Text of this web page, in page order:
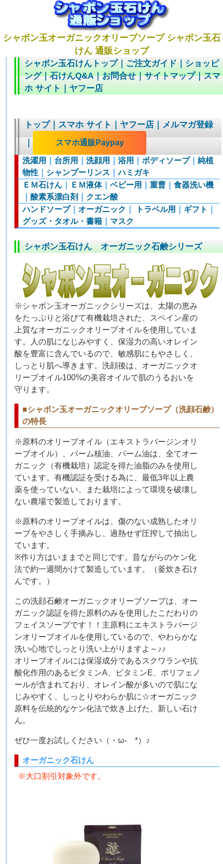
シャボン玉オーガニックオリーブソープ シャボン玉石
けん 通販ショップ
シャボン玉石けんトップ｜ご注文ガイド｜ショッピ
ング｜石けんQ&A｜お問合せ｜サイトマップ｜スマ
ホ サイト｜ヤフー店
トップ｜スマホ サイト｜ヤフー店｜メルマガ登録
｜
スマホ通販Paypay
洗濯用 台所用 ｜洗顔用 ｜浴用 ｜ボディソープ｜純植
物性
シャンプーリンス ｜ハミガキ
ＥＭ石けん
ＥＭ液体｜ベビー用 ｜重曹 ｜食器洗い機
｜酸素系漂白剤
クエン酸
ハンドソープ｜オーガニック トラベル用 ギフト
グッズ・タオル・書籍
マスク
シャボン玉石けん オーガニック石鹸シリーズ
※シャボン玉オーガニックシリーズは、太陽の恵み
をたっぷりと浴びて有機栽培された、スペイン産の
上質なオーガニックオリーブオイルを使用していま
す。人の肌になじみやすく、保湿力の高いオレイン
酸を豊富に含んでいるので、敏感肌にもやさしく、
しっとり肌へ導きます。洗顔後は、オーガニックオ
リーブオイル100%の美容オイルで肌のうるおいを
守ります。
■シャボン玉オーガニックオリーブソープ（洗顔石鹸）
の特長
※原料のオリーブオイル（エキストラバージンオリ
ーブオイル）、パーム核油、パーム油は、全てオー
ガニック（有機栽培）認定を得た油脂のみを使用し
ています。有機認証を受ける為に、最低3年以上農
薬を使っていない、また栽培によって環境を破壊し
ない農場で製造しております。
※原料のオリーブオイルは、傷のない成熟したオリ
ーブをやさしく手摘みし、過熱せず圧搾して抽出し
ています。
※作り方はいままでと同じです。昔ながらのケン化
法で約一週間かけて製造しています。（釜炊き石け
んです。）
この洗顔石鹸オーガニックオリーブソープは、オー
ガニック認証を得た原料のみを使用したこだわりの
フェイスソープです！！主原料にエキストラバージ
ンオリーブオイルを使用しているので、やわらかな
洗い心地でしっとり洗い上がりますよ～♪♪
オリーブオイルには保湿成分であるスクワランや抗
酸化作用のあるビタミンA、ビタミンE、ポリフェノ
ールが含まれており、オレイン酸が多いので肌にな
じみやすく、しっとりやわらか肌に☆オーガニック
原料を伝統的なケン化法で炊き上げた、新しい石け
ん。
ぜひ一度お試しください（・ω- *）♪
オーガニック石けん
※大口割引対象外です。